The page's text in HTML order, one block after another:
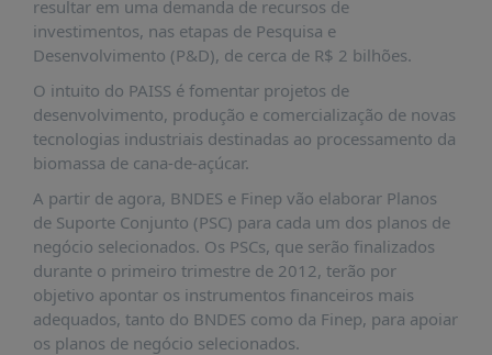
DADOS
FRENTE
PARLAMENTAR
SOBRE
A
FRENTE
MATERIAIS
INFORMAÇÕES
CURSOS
E
resultar em uma demanda de recursos de
investimentos, nas etapas de Pesquisa e
Desenvolvimento (P&D), de cerca de R$ 2 bilhões.
O intuito do PAISS é fomentar projetos de
desenvolvimento, produção e comercialização de novas
tecnologias industriais destinadas ao processamento da
biomassa de cana-de-açúcar.
A partir de agora, BNDES e Finep vão elaborar Planos
de Suporte Conjunto (PSC) para cada um dos planos de
negócio selecionados. Os PSCs, que serão finalizados
durante o primeiro trimestre de 2012, terão por
objetivo apontar os instrumentos financeiros mais
adequados, tanto do BNDES como da Finep, para apoiar
os planos de negócio selecionados.